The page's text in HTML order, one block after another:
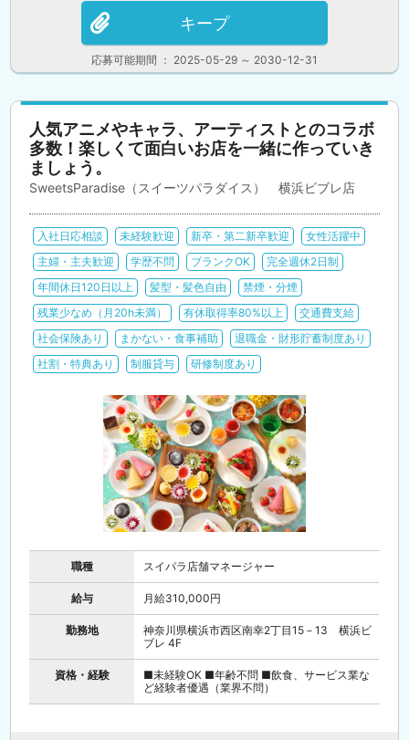
応募可能期間 ： 2025-05-29 ～ 2030-12-31
キープ
人気アニメやキャラ、アーティストとのコラボ
多数！楽しくて面白いお店を一緒に作っていき
ましょう。
SweetsParadise（スイーツパラダイス） 横浜ビブレ店
入社日応相談 未経験歓迎 新卒・第二新卒歓迎
女性活躍中
主婦・主夫歓迎
学歴不問 ブランクOK
完全週休2日制
年間休日120日以上
髪型・髪色自由
禁煙・分煙
残業少なめ（月20h未満）
有休取得率80%以上
交通費支給
社会保険あり
まかない・食事補助
退職金・財形貯蓄制度あり
社割・特典あり
制服貸与 研修制度あり
職種 スイパラ店舗マネージャー
給与 月給310,000円
勤務地
神奈川県横浜市西区南幸2丁目15－13 横浜ビ
ブレ 4F
資格・経験
■未経験OK ■年齢不問 ■飲食、サービス業な
ど経験者優遇（業界不問）